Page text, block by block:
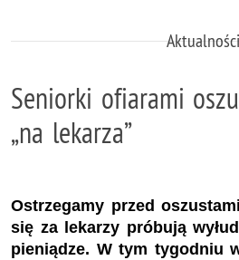
Aktualności
Seniorki ofiarami
„na lekarza”
Ostrzegamy przed
się za lekarzy próbują
pieniądze. W tym tygodniu